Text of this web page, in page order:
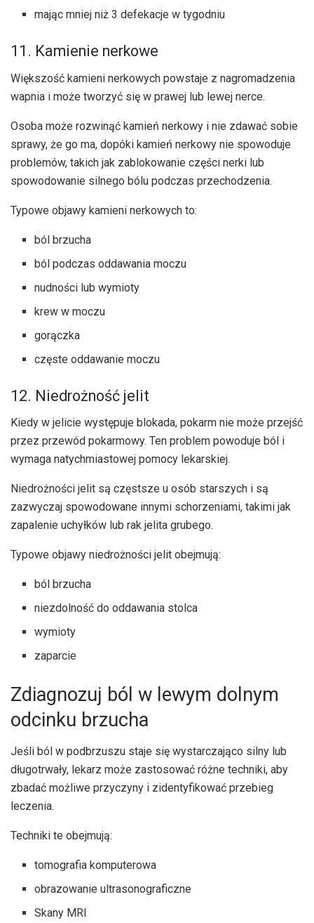
mając mniej niż 3 defekacje w tygodniu
11. Kamienie nerkowe
Większość kamieni nerkowych powstaje z nagromadzenia
wapnia i może tworzyć się w prawej lub lewej nerce.
Osoba może rozwinąć kamień nerkowy i nie zdawać sobie
sprawy, że go ma, dopóki kamień nerkowy nie spowoduje
problemów, takich jak zablokowanie części nerki lub
spowodowanie silnego bólu podczas przechodzenia.
Typowe objawy kamieni nerkowych to:
ból brzucha
ból podczas oddawania moczu
nudności lub wymioty
krew w moczu
gorączka
częste oddawanie moczu
12. Niedrożność jelit
Kiedy w jelicie występuje blokada, pokarm nie może przejść
przez przewód pokarmowy. Ten problem powoduje ból i
wymaga natychmiastowej pomocy lekarskiej.
Niedrożności jelit są częstsze u osób starszych i są
zazwyczaj spowodowane innymi schorzeniami, takimi jak
zapalenie uchyłków lub rak jelita grubego.
Typowe objawy niedrożności jelit obejmują:
ból brzucha
niezdolność do oddawania stolca
wymioty
zaparcie
Zdiagnozuj ból w lewym dolnym
odcinku brzucha
Jeśli ból w podbrzuszu staje się wystarczająco silny lub
długotrwały, lekarz może zastosować różne techniki, aby
zbadać możliwe przyczyny i zidentyfikować przebieg
leczenia.
Techniki te obejmują:
tomografia komputerowa
obrazowanie ultrasonograficzne
Skany MRI